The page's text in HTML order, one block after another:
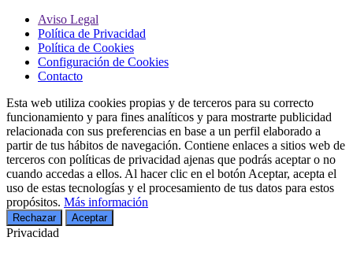
Aviso Legal
Política de Privacidad
Política de Cookies
Configuración de Cookies
Contacto
Esta web utiliza cookies propias y de terceros para su correcto
funcionamiento y para fines analíticos y para mostrarte publicidad
relacionada con sus preferencias en base a un perfil elaborado a
partir de tus hábitos de navegación. Contiene enlaces a sitios web de
terceros con políticas de privacidad ajenas que podrás aceptar o no
cuando accedas a ellos. Al hacer clic en el botón Aceptar, acepta el
uso de estas tecnologías y el procesamiento de tus datos para estos
propósitos. Más información
Rechazar Aceptar
Privacidad